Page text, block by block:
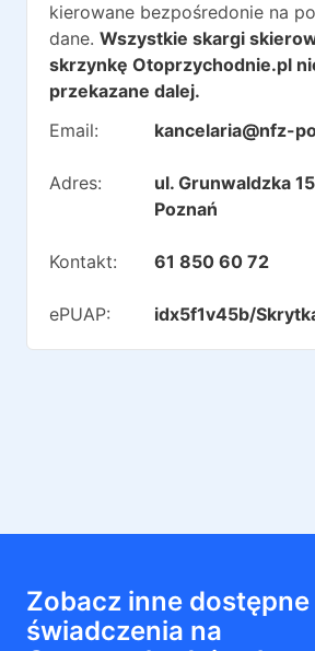
kierowane bezpośredonie na
dane. Wszystkie skargi
skrzynkę Otoprzychodnie.pl
przekazane dalej.
Email:
kancelaria@nfz-
Adres:
ul. Grunwaldzka
Poznań
Kontakt: 61 850 60 72
ePUAP: idx5f1v45b/
Zobacz inne dostępne
świadczenia na